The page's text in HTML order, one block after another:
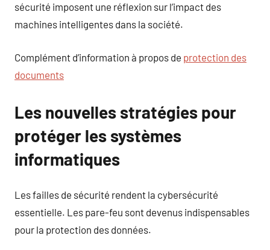
sécurité imposent une réflexion sur l’impact des
machines intelligentes dans la société.
Complément d’information à propos de protection des
documents
Les nouvelles stratégies pour
protéger les systèmes
informatiques
Les failles de sécurité rendent la cybersécurité
essentielle. Les pare-feu sont devenus indispensables
pour la protection des données.